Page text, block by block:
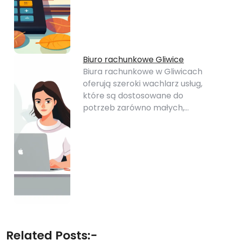
Biuro rachunkowe Gliwice
Biura rachunkowe w Gliwicach
oferują szeroki wachlarz usług,
które są dostosowane do
potrzeb zarówno małych,…
Related Posts:-